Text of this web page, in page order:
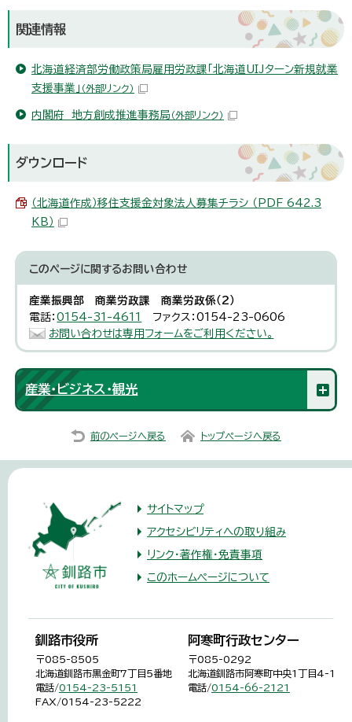
関連情報
北海道経済部労働政策局雇用労政課「北海道UIJターン新規就業
支援事業」 （外部リンク）
内閣府 地方創成推進事務局 （外部リンク）
ダウンロード
（北海道作成）移住支援金対象法人募集チラシ （PDF 642.3
KB）
このページに関するお問い合わせ
産業振興部 商業労政課 商業労政係（2）
電話：0154-31-4611
ファクス：0154-23-0606
お問い合わせは専用フォームをご利用ください。
産業・ビジネス・観光
前のページへ戻る トップページへ戻る
サイトマップ
アクセシビリティへの取り組み
リンク・著作権・免責事項
このホームページについて
釧路市役所
〒085-8505
北海道釧路市黒金町7丁目5番地
電話/0154-23-5151
FAX/0154-23-5222
阿寒町行政センター
〒085-0292
北海道釧路市阿寒町中央1丁目4-1
電話/0154-66-2121